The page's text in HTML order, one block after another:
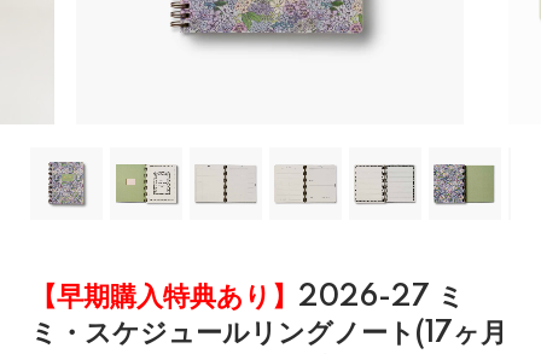
【早期購入特典あり】 2026-27 ミ
ミ・スケジュールリングノート(17ヶ月